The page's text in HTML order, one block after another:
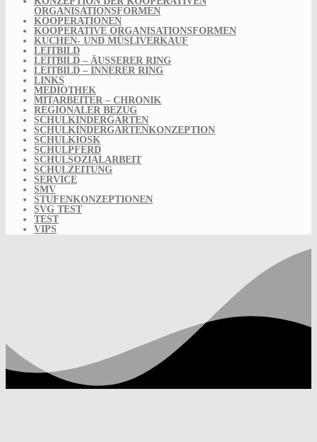
ORGANISATIONSFORMEN
KOOPERATIONEN
KOOPERATIVE ORGANISATIONSFORMEN
KUCHEN- UND MÜSLIVERKAUF
LEITBILD
LEITBILD – ÄUSSERER RING
LEITBILD – INNERER RING
LINKS
MEDIOTHEK
MITARBEITER – CHRONIK
REGIONALER BEZUG
SCHULKINDERGARTEN
SCHULKINDERGARTENKONZEPTION
SCHULKIOSK
SCHULPFERD
SCHULSOZIALARBEIT
SCHULZEITUNG
SERVICE
SMV
STUFENKONZEPTIONEN
SVG TEST
TEST
VIPS